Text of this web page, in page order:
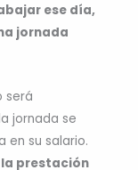
ese día,
jornada
será
jornada se
en su salario.
la prestación